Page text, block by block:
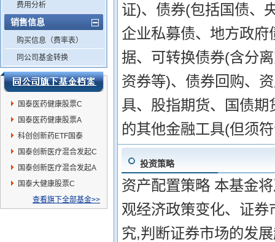
费用分析
销售信息
购买信息（费率表）
同公司基金转换
国泰医药健康股票C
国泰医药健康股票A
科创创新药ETF国泰
国泰创新医疗混合发起C
国泰创新医疗混合发起A
国泰大健康股票C
查看旗下全部基金>>
证)、债券(包括国债、
企业私募债、地方政
据、可转换债券(含分
资券等)、债券回购、
具、股指期货、国债
的其他金融工具(但须
投资策略
资产配置策略 本基金
观经济政策变化、证
究,判断证券市场的发